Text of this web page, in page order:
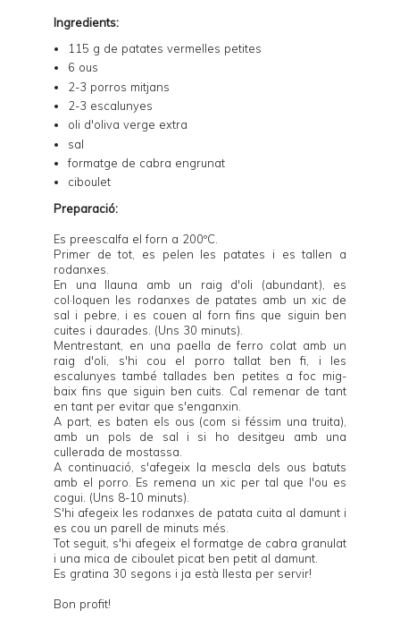
Ingredients:
115 g de patates vermelles petites
6 ous
2-3 porros mitjans
2-3 escalunyes
oli d'oliva verge extra
sal
formatge de cabra engrunat
ciboulet
Preparació:
Es preescalfa el forn a 200ºC.
Primer de tot, es pelen les patates i es tallen a
rodanxes.
En una llauna amb un raig d'oli (abundant), es
col·loquen les rodanxes de patates amb un xic de
sal i pebre, i es couen al forn fins que siguin ben
cuites i daurades. (Uns 30 minuts).
Mentrestant, en una paella de ferro colat amb un
raig d'oli, s'hi cou el porro tallat ben fi, i les
escalunyes també tallades ben petites a foc mig-
baix fins que siguin ben cuits. Cal remenar de tant
en tant per evitar que s'enganxin.
A part, es baten els ous (com si féssim una truita),
amb un pols de sal i si ho desitgeu amb una
cullerada de mostassa.
A continuació, s'afegeix la mescla dels ous batuts
amb el porro. Es remena un xic per tal que l'ou es
cogui. (Uns 8-10 minuts).
S'hi afegeix les rodanxes de patata cuita al damunt i
es cou un parell de minuts més.
Tot seguit, s'hi afegeix el formatge de cabra granulat
i una mica de ciboulet picat ben petit al damunt.
Es gratina 30 segons i ja està llesta per servir!
Bon profit!